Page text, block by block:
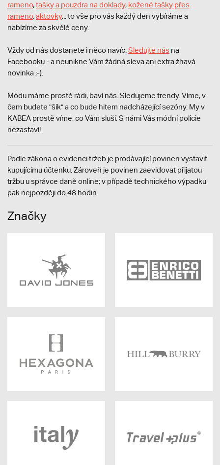
rameno,tašky a pouzdra na doklady, kožené tašky přes
rameno,aktovky... to vše pro vás každý den vybíráme a
nabízíme za skvělé ceny.
Vždy od nás dostanete i něco navíc. Sledujte nás na
Facebooku - a neunikne Vám žádná sleva ani extra žhavá
novinka ;-).
Módu máme prostě rádi, baví nás. Sledujeme trendy. Víme, v
čem budete "šik" a co bude hitem nadcházející sezóny. My v
KABEA prostě víme, co Vám sluší. S námi Vás módní policie
nezastaví!
Podle zákona o evidenci tržeb je prodávající povinen vystavit
kupujícímu účtenku. Zároveň je povinen zaevidovat přijatou
tržbu u správce daně online; v případě technického výpadku
pak nejpozději do 48 hodin.
Značky